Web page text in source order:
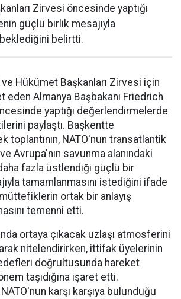
Zirvesi öncesinde yaptığı
güçlü birlik mesajıyla
belirtti.
Hükümet Başkanları Zirvesi için
eden Almanya Başbakanı Friedrich
yaptığı değerlendirmelerde
paylaştı. Başkentte
toplantının, NATO'nun transatlantik
ve Avrupa'nın savunma alanındaki
fazla üstlendiği güçlü bir
tamamlanmasını istediğini ifade
ortak bir anlayış
temenni etti.
ortaya çıkacak uzlaşı atmosferini
nitelendirirken, ittifak üyelerinin
doğrultusunda hareket
taşıdığına işaret etti.
karşı karşıya bulunduğu